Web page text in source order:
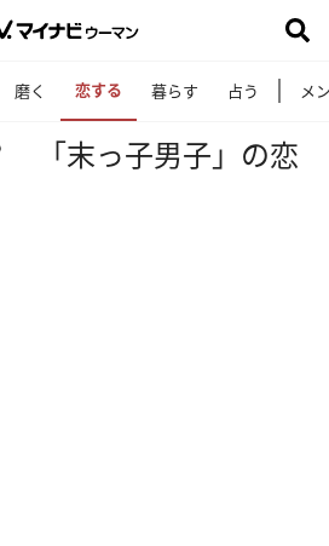
磨く 恋する 暮らす 占う メ
「末っ子男子」の恋